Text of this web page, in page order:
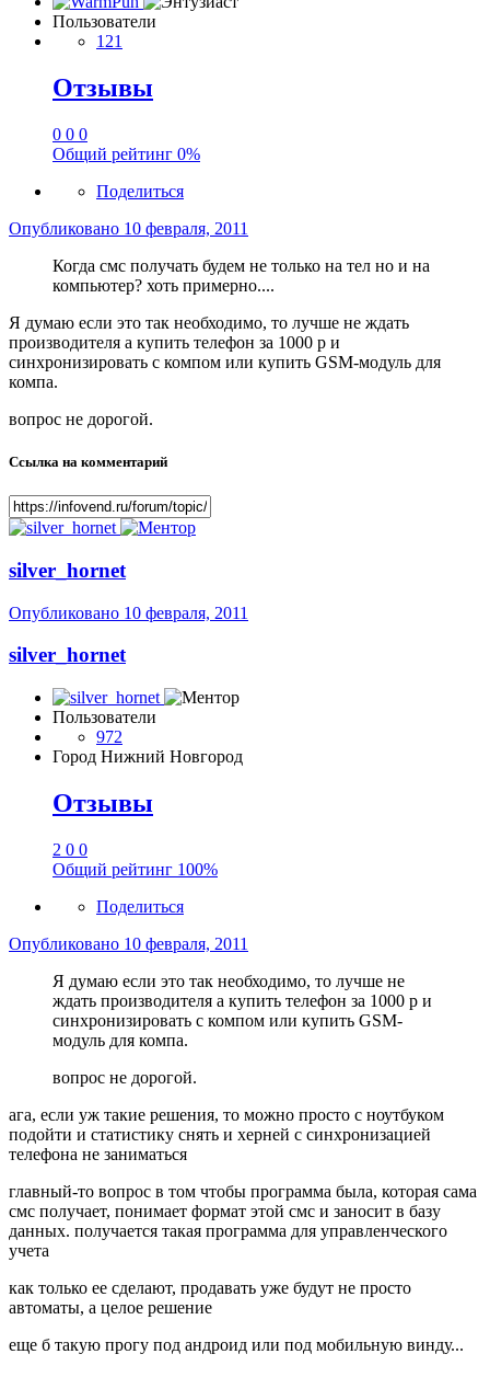
Пользователи
121
Отзывы
0 0 0
Общий рейтинг 0%
Поделиться
Опубликовано 10 февраля, 2011
Когда смс получать будем не только на тел но и на
компьютер? хоть примерно....
Я думаю если это так необходимо, то лучше не ждать
производителя а купить телефон за 1000 р и
синхронизировать с компом или купить GSM-модуль для
компа.
вопрос не дорогой.
Ссылка на комментарий
silver_hornet
Опубликовано 10 февраля, 2011
silver_hornet
Пользователи
972
Город Нижний Новгород
Отзывы
2 0 0
Общий рейтинг 100%
Поделиться
Опубликовано 10 февраля, 2011
Я думаю если это так необходимо, то лучше не
ждать производителя а купить телефон за 1000 р и
синхронизировать с компом или купить GSM-
модуль для компа.
вопрос не дорогой.
ага, если уж такие решения, то можно просто с ноутбуком
подойти и статистику снять и херней с синхронизацией
телефона не заниматься
главный-то вопрос в том чтобы программа была, которая сама
смс получает, понимает формат этой смс и заносит в базу
данных. получается такая программа для управленческого
учета
как только ее сделают, продавать уже будут не просто
автоматы, а целое решение
еще б такую прогу под андроид или под мобильную винду...